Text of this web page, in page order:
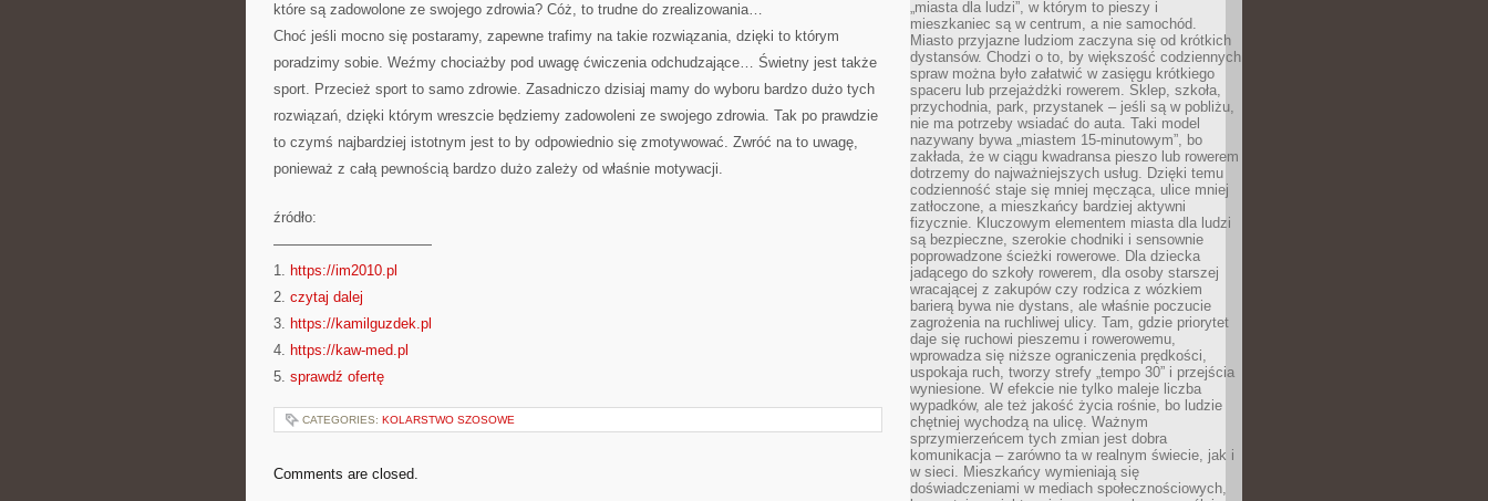
które są zadowolone ze swojego zdrowia? Cóż, to trudne do zrealizowania…
Choć jeśli mocno się postaramy, zapewne trafimy na takie rozwiązania, dzięki to którym
poradzimy sobie. Weźmy chociażby pod uwagę ćwiczenia odchudzające… Świetny jest także
sport. Przecież sport to samo zdrowie. Zasadniczo dzisiaj mamy do wyboru bardzo dużo tych
rozwiązań, dzięki którym wreszcie będziemy zadowoleni ze swojego zdrowia. Tak po prawdzie
to czymś najbardziej istotnym jest to by odpowiednio się zmotywować. Zwróć na to uwagę,
ponieważ z całą pewnością bardzo dużo zależy od właśnie motywacji.
źródło:
———————————
1. https://im2010.pl
2. czytaj dalej
3. https://kamilguzdek.pl
4. https://kaw-med.pl
5. sprawdź ofertę
CATEGORIES: KOLARSTWO SZOSOWE
Comments are closed.
„miasta dla ludzi”, w którym to pieszy i
mieszkaniec są w centrum, a nie samochód.
Miasto przyjazne ludziom zaczyna się od krótkich
dystansów. Chodzi o to, by większość codziennych
spraw można było załatwić w zasięgu krótkiego
spaceru lub przejażdżki rowerem. Sklep, szkoła,
przychodnia, park, przystanek – jeśli są w pobliżu,
nie ma potrzeby wsiadać do auta. Taki model
nazywany bywa „miastem 15-minutowym”, bo
zakłada, że w ciągu kwadransa pieszo lub rowerem
dotrzemy do najważniejszych usług. Dzięki temu
codzienność staje się mniej męcząca, ulice mniej
zatłoczone, a mieszkańcy bardziej aktywni
fizycznie. Kluczowym elementem miasta dla ludzi
są bezpieczne, szerokie chodniki i sensownie
poprowadzone ścieżki rowerowe. Dla dziecka
jadącego do szkoły rowerem, dla osoby starszej
wracającej z zakupów czy rodzica z wózkiem
barierą bywa nie dystans, ale właśnie poczucie
zagrożenia na ruchliwej ulicy. Tam, gdzie priorytet
daje się ruchowi pieszemu i rowerowemu,
wprowadza się niższe ograniczenia prędkości,
uspokaja ruch, tworzy strefy „tempo 30” i przejścia
wyniesione. W efekcie nie tylko maleje liczba
wypadków, ale też jakość życia rośnie, bo ludzie
chętniej wychodzą na ulicę. Ważnym
sprzymierzeńcem tych zmian jest dobra
komunikacja – zarówno ta w realnym świecie, jak i
w sieci. Mieszkańcy wymieniają się
doświadczeniami w mediach społecznościowych,